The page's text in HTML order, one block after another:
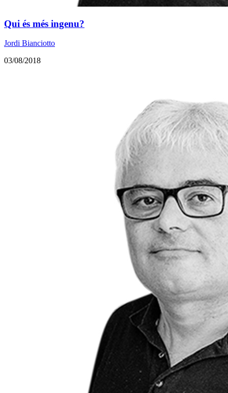
Qui és més ingenu?
Jordi Bianciotto
03/08/2018